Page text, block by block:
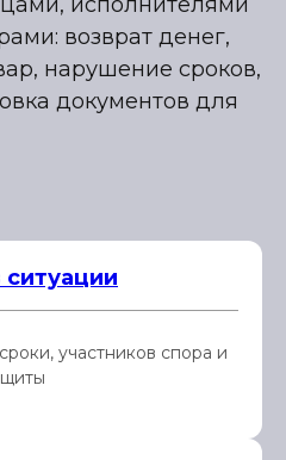
возврат денег,
нарушение сроков,
документов для
ситуации
участников спора и